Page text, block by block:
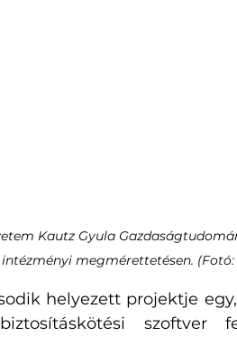
Kautz Gyula
megmérettetésen.
helyezett projektje
szoftver